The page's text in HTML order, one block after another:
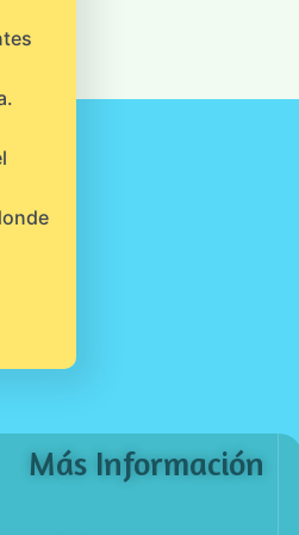
Más Información